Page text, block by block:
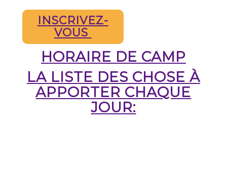
INSCRIVEZ-
VOUS
HORAIRE DE CAMP
LA LISTE DES CHOSE À
APPORTER CHAQUE
JOUR: